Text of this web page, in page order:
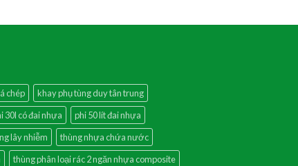
chép
khay phụ tùng duy tân trung
30l có đai nhựa
phi 50 lít đai nhựa
lây nhiễm
thùng nhựa chứa nước
thùng phân loại rác 2 ngăn nhựa composite